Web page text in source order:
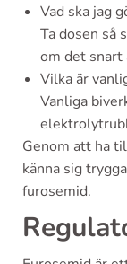
Vad ska jag
Ta dosen så
om det snart
Vilka är
Vanliga
Genom att ha
känna sig
furosemid.